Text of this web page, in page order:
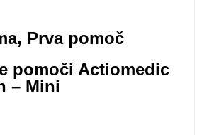
, Prva pomoč
pomoči Actiomedic
– Mini